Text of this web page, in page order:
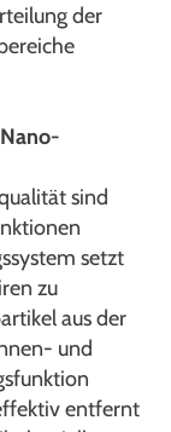
der
sind
setzt
zu
aus der
und
entfernt